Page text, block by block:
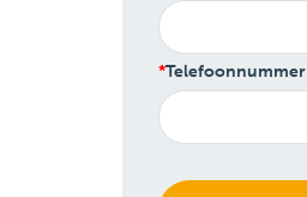
Telefoonnummer